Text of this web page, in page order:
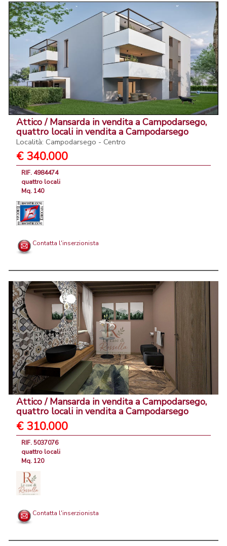
Attico / Mansarda in vendita a Campodarsego,
quattro locali in vendita a Campodarsego
Località: Campodarsego - Centro
€ 340.000
RIF. 4984474
quattro locali
Mq. 140
Contatta l'inserzionista
Attico / Mansarda in vendita a Campodarsego,
quattro locali in vendita a Campodarsego
€ 310.000
RIF. 5037076
quattro locali
Mq. 120
Contatta l'inserzionista